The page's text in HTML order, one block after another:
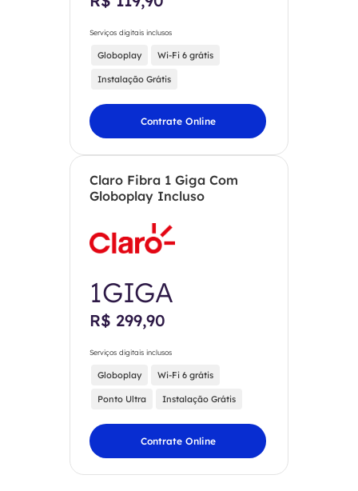
Serviços digitais inclusos
Globoplay Wi-Fi 6 grátis
Instalação Grátis
Contrate Online
Claro Fibra 1 Giga Com
Globoplay Incluso
1GIGA
R$ 299,90
Serviços digitais inclusos
Globoplay Wi-Fi 6 grátis
Ponto Ultra Instalação Grátis
Contrate Online